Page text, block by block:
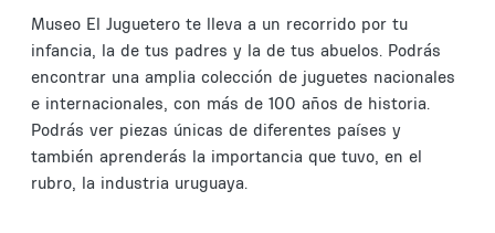
Museo El Juguetero te lleva a un recorrido por tu
infancia, la de tus padres y la de tus abuelos. Podrás
encontrar una amplia colección de juguetes nacionales
e internacionales, con más de 100 años de historia.
Podrás ver piezas únicas de diferentes países y
también aprenderás la importancia que tuvo, en el
rubro, la industria uruguaya.